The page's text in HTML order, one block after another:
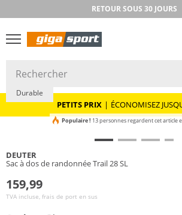
RETOUR SOUS 30 JOURS
PETITS PRIX
PETITS PRIX | ÉCONOMISEZ
Durable
Populaire ! 13 personnes regardent cet article
DEUTER
Sac à dos de randonnée Trail 28 SL
159,99
TVA incluse, frais de port en sus